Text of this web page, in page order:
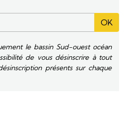
OK
le bassin Sud-ouest océan
de vous désinscrire à tout
présents sur chaque